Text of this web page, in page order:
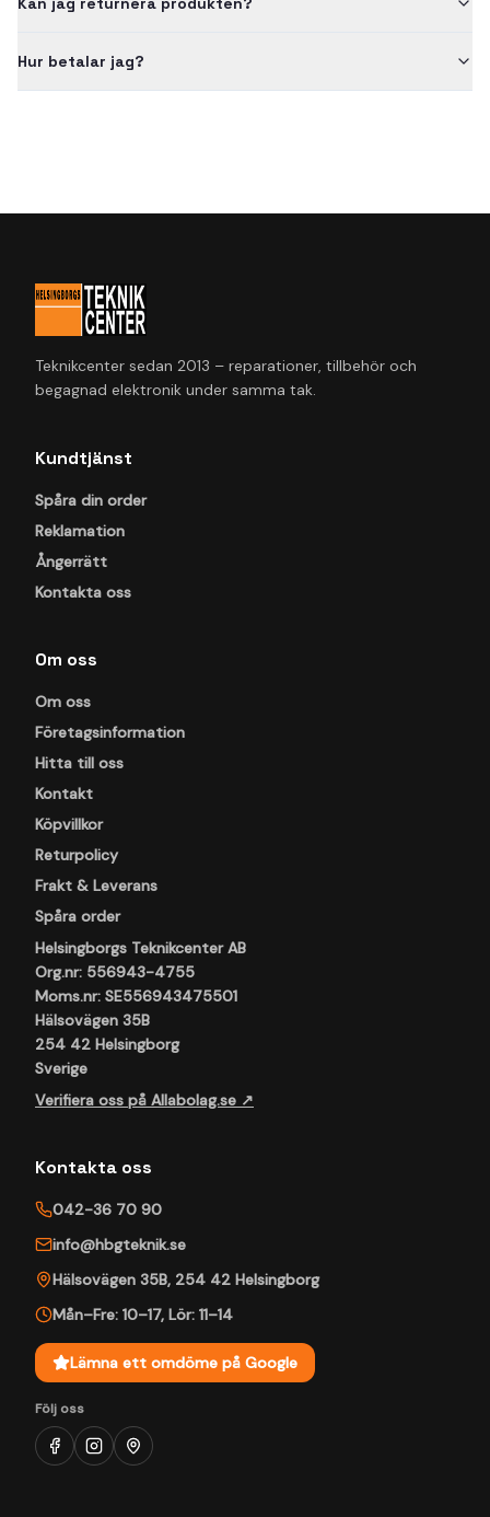
Hur betalar jag?
Teknikcenter sedan 2013 – reparationer, tillbehör och
begagnad elektronik under samma tak.
Kundtjänst
Spåra din order
Reklamation
Ångerrätt
Kontakta oss
Om oss
Om oss
Företagsinformation
Hitta till oss
Kontakt
Köpvillkor
Returpolicy
Frakt & Leverans
Spåra order
Helsingborgs Teknikcenter AB
Org.nr: 556943-4755
Moms.nr: SE556943475501
Hälsovägen 35B
254 42 Helsingborg
Sverige
Verifiera oss på Allabolag.se ↗
Kontakta oss
042-36 70 90
info@hbgteknik.se
Hälsovägen 35B, 254 42 Helsingborg
Mån–Fre: 10–17, Lör: 11–14
Lämna ett omdöme på Google
Följ oss